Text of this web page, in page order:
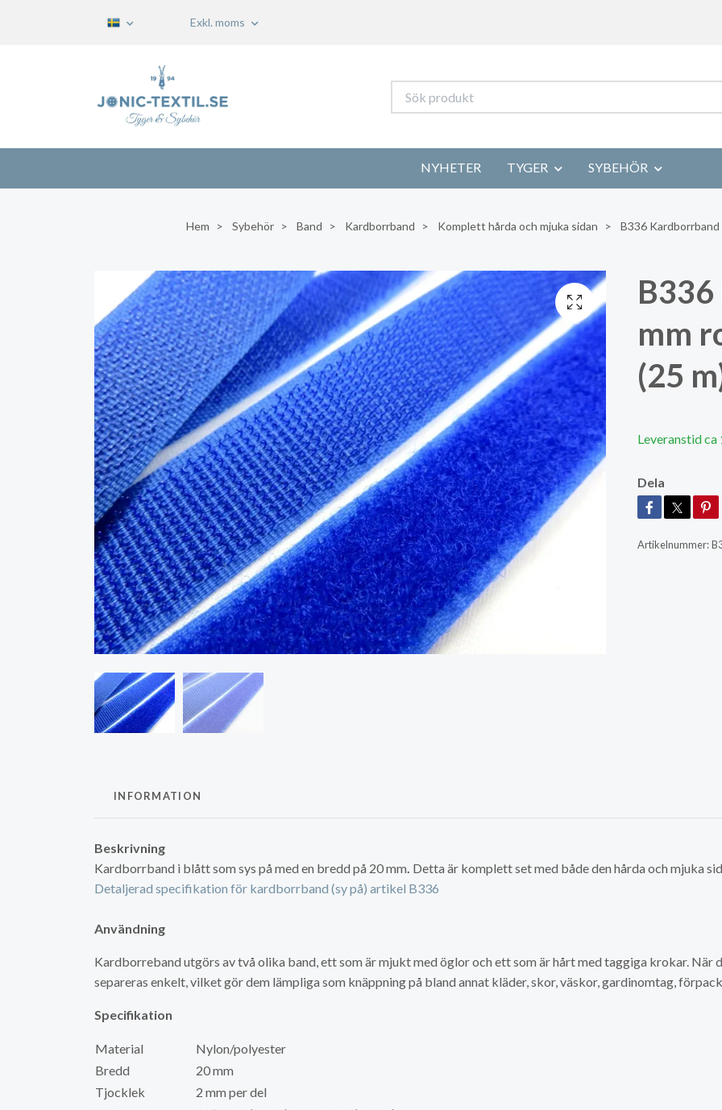
Exkl. moms
NYHETER TYGER SYBEHÖR
Hem Sybehör Band Kardborrband Komplett hårda och mjuka sidan B336 Kardborrband
mm
(25
Leveranstid ca
Dela
Artikelnummer:
INFORMATION
Beskrivning
Kardborrband i blått som sys på med en bredd på 20 mm. Detta är komplett set med både den hårda och mjuka
Detaljerad specifikation för kardborrband (sy på) artikel B336
Användning
Kardborreband utgörs av två olika band, ett som är mjukt med öglor och ett som är hårt med taggiga krokar. När
separeras enkelt, vilket gör dem lämpliga som knäppning på bland annat kläder, skor, väskor, gardinomtag,
Specifikation
Material
Nylon/polyester
Bredd
20 mm
Tjocklek
2 mm per del